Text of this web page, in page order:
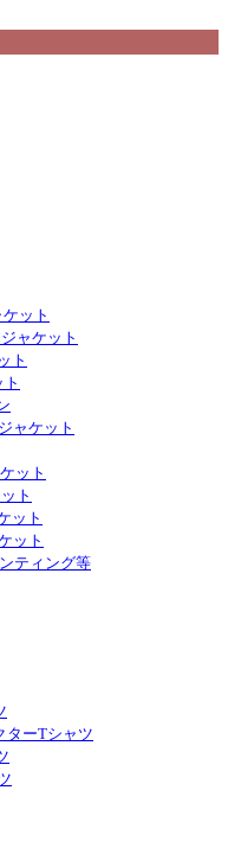
ット
ャケット
ト
ャケット
ット
ト
ット
ット
ティング等
ターTシャツ